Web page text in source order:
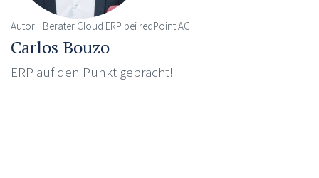
Autor Berater Cloud ERP bei redPoint AG
Carlos Bouzo
ERP auf den Punkt gebracht!